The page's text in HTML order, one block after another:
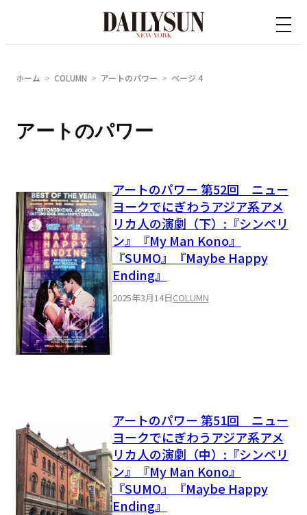
ホーム COLUMN アートのパワー ページ 4
アートのパワー
アートのパワー 第52回 ニュー
ヨークでにぎわうアジア系アメ
リカ人の演劇（下）:『シンベリ
ン』『My Man Kono』
『SUMO』『Maybe Happy
Ending』
2025年3月14日COLUMN
アートのパワー 第51回 ニュー
ヨークでにぎわうアジア系アメ
リカ人の演劇（中）:『シンベリ
ン』『My Man Kono』
『SUMO』『Maybe Happy
Ending』